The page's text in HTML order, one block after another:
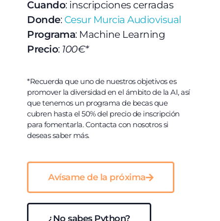
Cuando: inscripciones cerradas
Donde: Cesur Murcia Audiovisual
Programa: Machine Learning
Precio: 100€*
*Recuerda que uno de nuestros objetivos es
promover la diversidad en el ámbito de la AI, así
que tenemos un programa de becas que
cubren hasta el 50% del precio de inscripción
para fomentarla. Contacta con nosotros si
deseas saber más.
Avísame de la próxima
¿No sabes Python?